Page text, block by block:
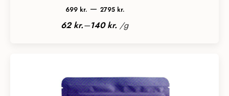
699 kr. – 2795 kr.Prisinterval:
699 kr.
62kr.–140kr. /g